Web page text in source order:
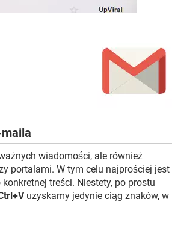
wiadomości, ale również
portalami. W tym celu najprościej jest
treści. Niestety, po prostu
uzyskamy jedynie ciąg znaków, w